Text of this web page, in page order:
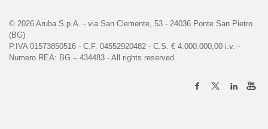
© 2026 Aruba S.p.A. - via San Clemente, 53 - 24036 Ponte San Pietro
(BG)
P.IVA 01573850516 - C.F. 04552920482 - C.S. € 4.000.000,00 i.v. -
Numero REA: BG – 434483 - All rights reserved